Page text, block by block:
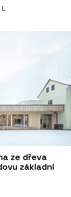
ze dřeva
základní